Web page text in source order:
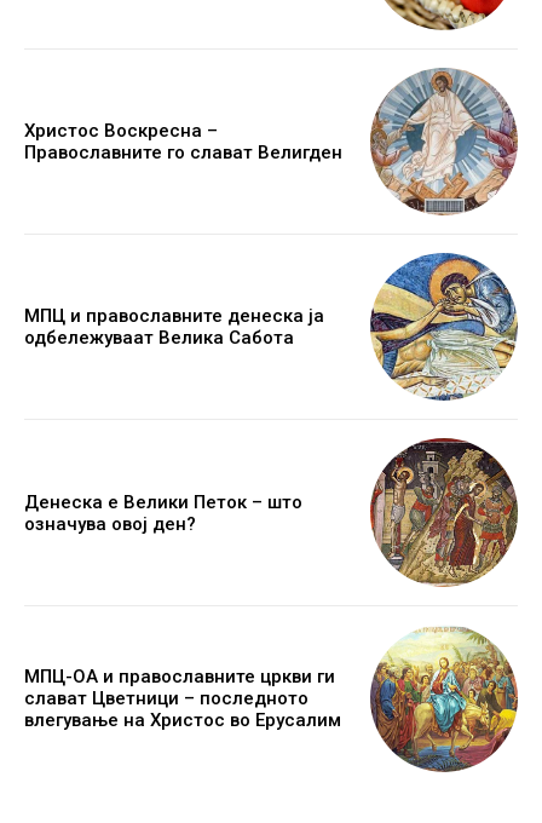
Христос Воскресна –
Православните го слават Велигден
МПЦ и православните денеска ја
одбележуваат Велика Сабота
Денеска е Велики Петок – што
означува овој ден?
МПЦ-ОА и православните цркви ги
слават Цветници – последното
влегување на Христос во Ерусалим